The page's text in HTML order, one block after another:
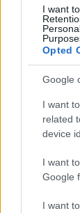
I want
Opted
Google
I want
related
device
I want
Google
I want